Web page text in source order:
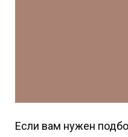
Если вам нужен